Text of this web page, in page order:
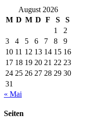
August 2026
M D M D F S
S
1
2
3
4 5 6 7 8
9
10 11 12 13 14 15 16
17 18 19 20 21 22 23
24 25 26 27 28 29 30
31
« Mai
Seiten